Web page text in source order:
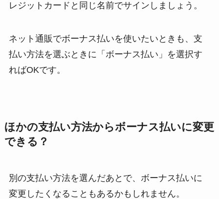
レジットカードと同じ名前でサインしましょう。
ネット通販でボーナス払いを使いたいときも、支
払い方法を選ぶときに「ボーナス払い」を選択す
ればOKです。
ほかの支払い方法からボーナス払いに変更
できる？
別の支払い方法を選んだあとで、ボーナス払いに
変更したくなることもあるかもしれません。